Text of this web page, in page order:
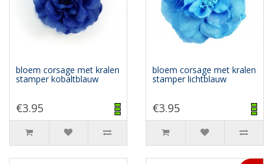
bloem corsage met kralen
stamper kobaltblauw
€3.95
bloem corsage met kralen
stamper lichtblauw
€3.95